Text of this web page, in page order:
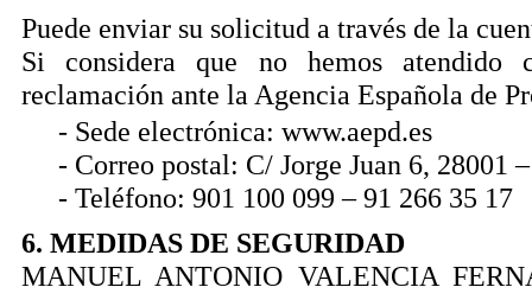
Puede enviar su solicitud a través de la
Si considera que no hemos atendido
reclamación ante la Agencia Española de
- Sede electrónica: www.aepd.es
- Correo postal: C/ Jorge Juan 6, 28001
- Teléfono: 901 100 099 – 91 266 35 17
6. MEDIDAS DE SEGURIDAD
MANUEL ANTONIO VALENCIA